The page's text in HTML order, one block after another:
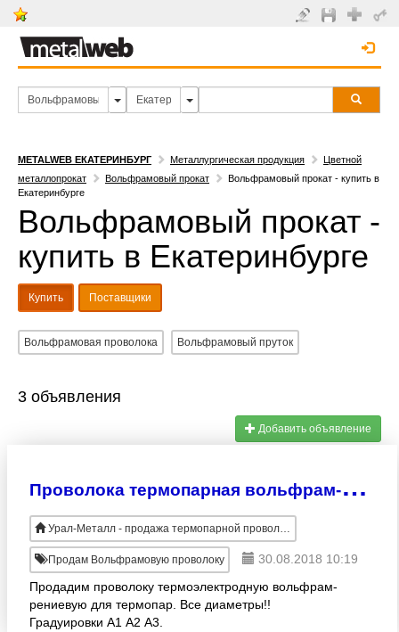
METALWEB ЕКАТЕРИНБУРГ Металлургическая продукция
Цветной
металлопрокат
Вольфрамовый прокат
Вольфрамовый прокат - купить в
Екатеринбурге
Вольфрамовый прокат -
купить в Екатеринбурге
Купить Поставщики
Вольфрамовая проволока Вольфрамовый пруток
3 объявления
Добавить объявление
П
роволока термопарная вольфрам-рениевая ВР5-ВР20.
Урал-Металл - продажа термопарной проволоки
Продам Вольфрамовую проволоку
30.08.2018 10:19
Продадим проволоку термоэлектродную вольфрам-
рениевую для термопар. Все диаметры!!
Градуировки А1 А2 А3.